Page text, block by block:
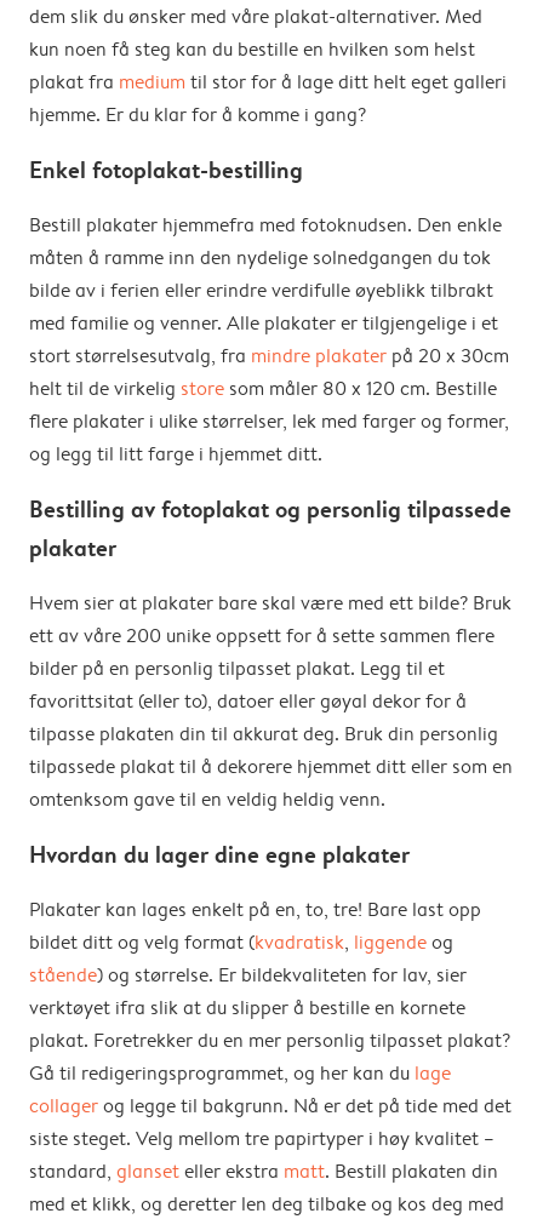
dem slik du ønsker med våre plakat-alternativer. Med
kun noen få steg kan du bestille en hvilken som helst
plakat fra medium til stor for å lage ditt helt eget galleri
hjemme. Er du klar for å komme i gang?
Enkel fotoplakat-bestilling
Bestill plakater hjemmefra med fotoknudsen. Den enkle
måten å ramme inn den nydelige solnedgangen du tok
bilde av i ferien eller erindre verdifulle øyeblikk tilbrakt
med familie og venner. Alle plakater er tilgjengelige i et
stort størrelsesutvalg, fra mindre plakater på 20 x 30cm
helt til de virkelig store som måler 80 x 120 cm. Bestille
flere plakater i ulike størrelser, lek med farger og former,
og legg til litt farge i hjemmet ditt.
Bestilling av fotoplakat og personlig tilpassede
plakater
Hvem sier at plakater bare skal være med ett bilde? Bruk
ett av våre 200 unike oppsett for å sette sammen flere
bilder på en personlig tilpasset plakat. Legg til et
favorittsitat (eller to), datoer eller gøyal dekor for å
tilpasse plakaten din til akkurat deg. Bruk din personlig
tilpassede plakat til å dekorere hjemmet ditt eller som en
omtenksom gave til en veldig heldig venn.
Hvordan du lager dine egne plakater
Plakater kan lages enkelt på en, to, tre! Bare last opp
bildet ditt og velg format (kvadratisk, liggendeog
stående) og størrelse. Er bildekvaliteten for lav, sier
verktøyet ifra slik at du slipper å bestille en kornete
plakat. Foretrekker du en mer personlig tilpasset plakat?
Gå til redigeringsprogrammet, og her kan du lage
collagerog legge til bakgrunn. Nå er det på tide med det
siste steget. Velg mellom tre papirtyper i høy kvalitet –
standard, glanseteller ekstra matt. Bestill plakaten din
med et klikk, og deretter len deg tilbake og kos deg med